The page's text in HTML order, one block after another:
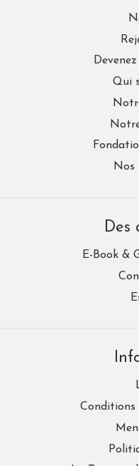
Qui
Nos
Des
E-Book &
Conditions